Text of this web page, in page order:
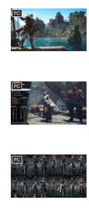
PC
PC
PC